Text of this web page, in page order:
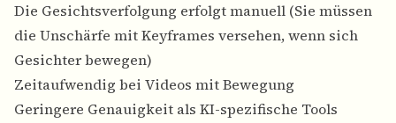
Die Gesichtsverfolgung erfolgt manuell (Sie müssen
die Unschärfe mit Keyframes versehen, wenn sich
Gesichter bewegen)
Zeitaufwendig bei Videos mit Bewegung
Geringere Genauigkeit als KI-spezifische Tools